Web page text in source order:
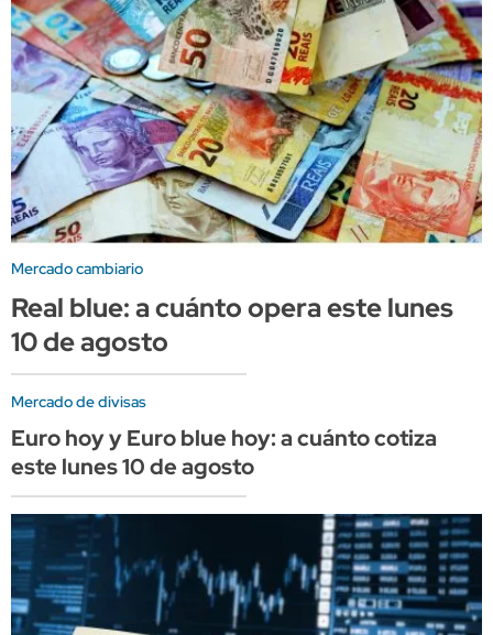
Mercado cambiario
Real blue: a cuánto opera este lunes
10 de agosto
Mercado de divisas
Euro hoy y Euro blue hoy: a cuánto cotiza
este lunes 10 de agosto